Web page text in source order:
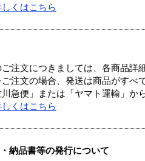
くはこちら
注文につきましては、各商品詳
注文の場合、発送は商品がすべ
急便」または「ヤマト運輸」か
くはこちら
納品書等の発行について